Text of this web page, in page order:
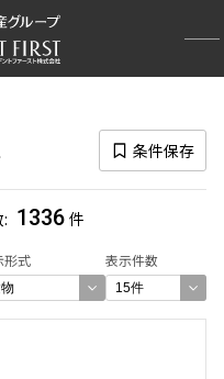
条件保存
1336 件
形式 表示件数
覧から選び直す
び方を変更する